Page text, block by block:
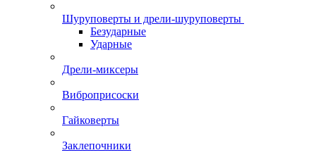
Шуруповерты и дрели-шуруповерты
Безударные
Ударные
Дрели-миксеры
Виброприсоски
Гайковерты
Заклепочники